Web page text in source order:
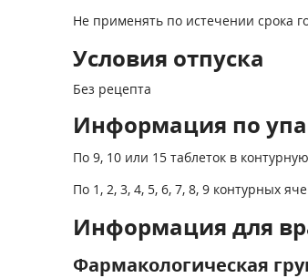
Не применять по истечении срока
Условия отпуска
Без рецепта
Информация по
По 9, 10 или 15 таблеток в
По 1, 2, 3, 4, 5, 6, 7, 8, 9 контурных
Информация для
Фармакологическая